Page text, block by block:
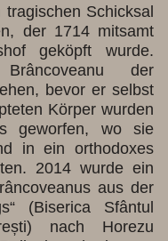
Schicksal
der 1714 mitsamt
geköpft wurde.
der
bevor er selbst
Körper wurden
geworfen, wo sie
in ein orthodoxes
2014 wurde ein
aus der
(Biserica Sfântul
nach Horezu